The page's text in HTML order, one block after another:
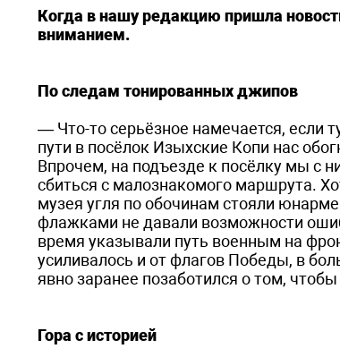
Когда в нашу редакцию пришла
вниманием.
По следам тонированных джипов
— Что-то серьёзное намечается, если
пути в посёлок Изыхские Копи нас
Впрочем, на подъезде к посёлку мы с
сбиться с малознакомого маршрута.
музея угля по обочинам стояли
флажками не давали возможности
время указывали путь военным на
усиливалось и от флагов Победы, в
явно заранее позаботился о том,
Гора с историей